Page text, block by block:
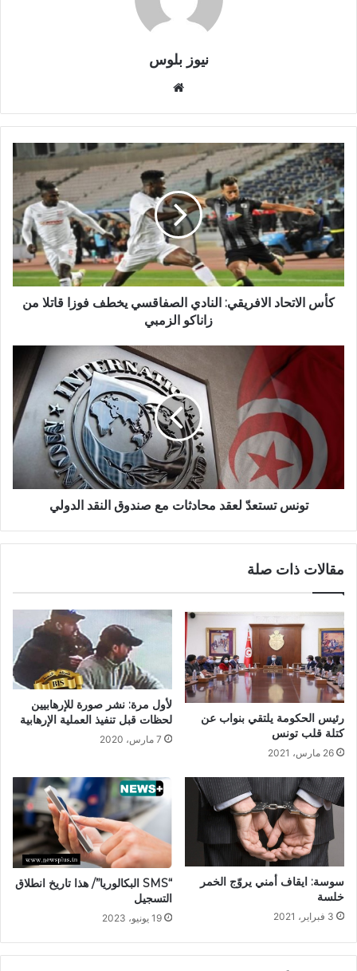
نيوز بلوس
كأس الاتحاد الافريقي: النادي الصفاقسي يخطف فوزا قاتلا من
زاناكو الزمبي
تونس تستعدّ لعقد محادثات مع صندوق النقد الدولي
مقالات ذات صلة
رئيس الحكومة يلتقي بنواب عن
كتلة قلب تونس
26 مارس، 2021
لأول مرة: نشر صورة للإرهابيين
لحظات قبل تنفيذ العملية الإرهابية
7 مارس، 2020
سوسة: ايقاف أمني يروّج الخمر
خلسة
3 فبراير، 2021
“SMS البكالوريا”/ هذا تاريخ انطلاق
التسجيل
19 يونيو، 2023